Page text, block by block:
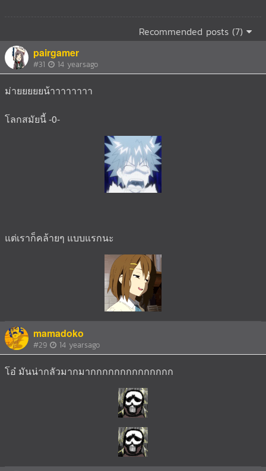
Recommended posts (7)
pairgamer
#31 14 yearsago
ม่ายยยยยน้าาาาาาาา
โลกสมัยนี้ -0-
แต่เราก็คล้ายๆ แบบแรกนะ
mamadoko
#29 14 yearsago
โอ๋ มันน่ากลัวมากมากกกกกกกกกกกกกก